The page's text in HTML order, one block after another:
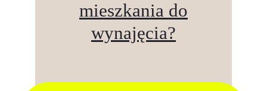
mieszkania do
wynajęcia?